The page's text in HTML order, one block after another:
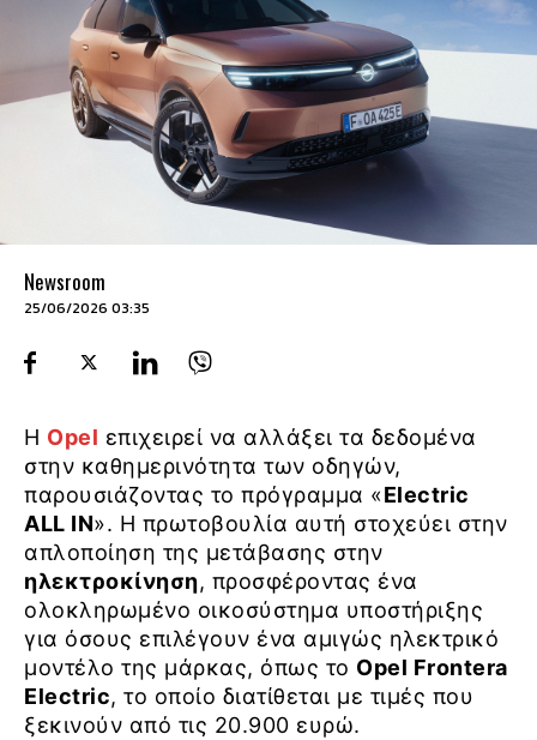
Newsroom
25/06/2026 03:35
Η Opel επιχειρεί να αλλάξει τα δεδομένα
στην καθημερινότητα των οδηγών,
παρουσιάζοντας το πρόγραμμα «Electric
ALL IN». Η πρωτοβουλία αυτή στοχεύει στην
απλοποίηση της μετάβασης στην
ηλεκτροκίνηση, προσφέροντας ένα
ολοκληρωμένο οικοσύστημα υποστήριξης
για όσους επιλέγουν ένα αμιγώς ηλεκτρικό
μοντέλο της μάρκας, όπως το Opel Frontera
Electric, το οποίο διατίθεται με τιμές που
ξεκινούν από τις 20.900 ευρώ.